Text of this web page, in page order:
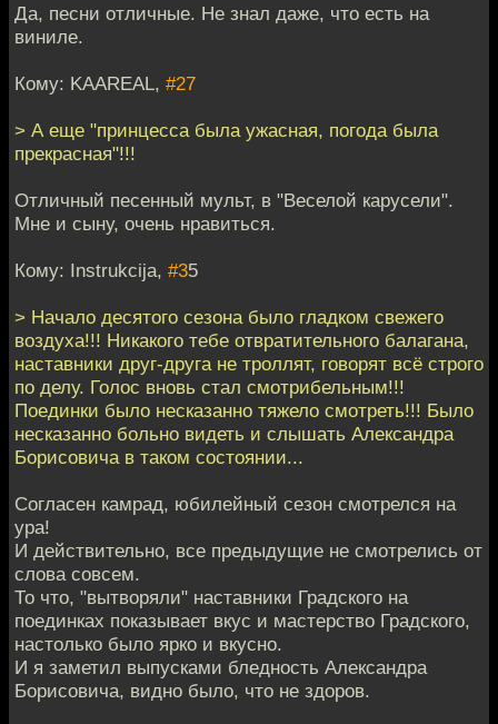
Да, песни отличные. Не знал даже, что есть на
виниле.
Кому: KAAREAL, #27
> А еще "принцесса была ужасная, погода была
прекрасная"!!!
Отличный песенный мульт, в "Веселой карусели".
Мне и сыну, очень нравиться.
Кому: Instrukcija, #35
> Начало десятого сезона было гладком свежего
воздуха!!! Никакого тебе отвратительного балагана,
наставники друг-друга не троллят, говорят всё строго
по делу. Голос вновь стал смотрибельным!!!
Поединки было несказанно тяжело смотреть!!! Было
несказанно больно видеть и слышать Александра
Борисовича в таком состоянии...
Согласен камрад, юбилейный сезон смотрелся на
ура!
И действительно, все предыдущие не смотрелись от
слова совсем.
То что, "вытворяли" наставники Градского на
поединках показывает вкус и мастерство Градского,
настолько было ярко и вкусно.
И я заметил выпусками бледность Александра
Борисовича, видно было, что не здоров.